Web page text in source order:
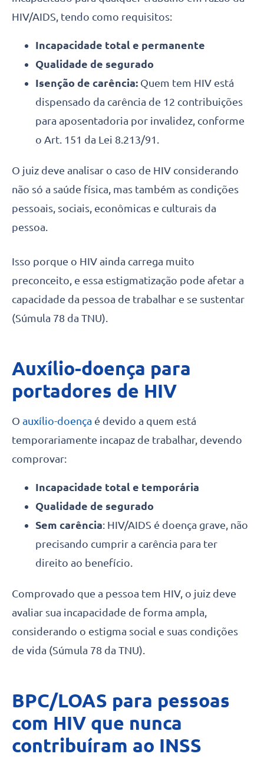
HIV/AIDS, tendo como requisitos:
Incapacidade total e permanente
Qualidade de segurado
Isenção de carência: Quem tem HIV está
dispensado da carência de 12 contribuições
para aposentadoria por invalidez, conforme
o Art. 151 da Lei 8.213/91.
O juiz deve analisar o caso de HIV considerando
não só a saúde física, mas também as condições
pessoais, sociais, econômicas e culturais da
pessoa.
Isso porque o HIV ainda carrega muito
preconceito, e essa estigmatização pode afetar a
capacidade da pessoa de trabalhar e se sustentar
(Súmula 78 da TNU).
Auxílio-doença para
portadores de HIV
O auxílio-doença é devido a quem está
temporariamente incapaz de trabalhar, devendo
comprovar:
Incapacidade total e temporária
Qualidade de segurado
Sem carência: HIV/AIDS é doença grave, não
precisando cumprir a carência para ter
direito ao benefício.
Comprovado que a pessoa tem HIV, o juiz deve
avaliar sua incapacidade de forma ampla,
considerando o estigma social e suas condições
de vida (Súmula 78 da TNU).
BPC/LOAS para pessoas
com HIV que nunca
contribuíram ao INSS